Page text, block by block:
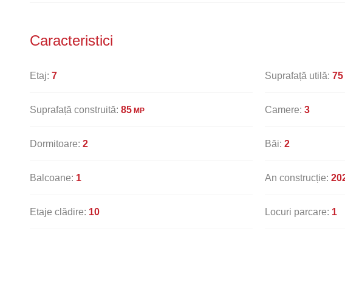
Caracteristici
Etaj: 7 Suprafață utilă:75
Suprafață construită: 85 MP Camere:3
Dormitoare: 2 Băi:2
Balcoane: 1 An construcție:
Etaje clădire: 10 Locuri parcare: 1